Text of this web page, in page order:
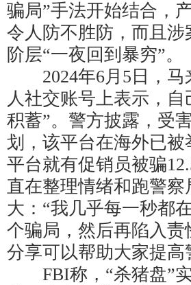
骗局”手法开始结合，
令人防不胜防，而且
阶层“一夜回到暴穷”。
2024年6月5日，马
人社交账号上表示，
积蓄”。警方披露，受
划，该平台在海外已
平台就有促销员被骗
直在整理情绪和跑警
大：“我几乎每一秒都
个骗局，然后再陷入
分享可以帮助大家提
FBI称，“杀猪盘”实